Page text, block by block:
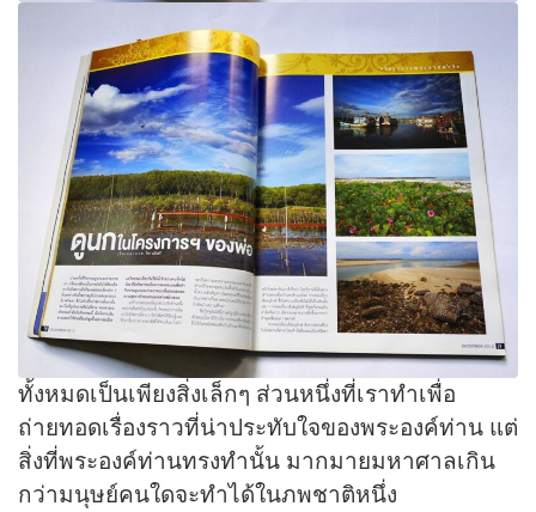
ทั้งหมดเป็นเพียงสิ่งเล็กๆ ส่วนหนึ่งที่เราทำเพื่อ
ถ่ายทอดเรื่องราวที่น่าประทับใจของพระองค์ท่าน แต่
สิ่งที่พระองค์ท่านทรงทำนั้น มากมายมหาศาลเกิน
กว่ามนุษย์คนใดจะทำได้ในภพชาติหนึ่ง